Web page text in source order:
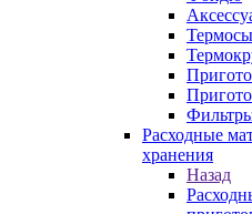
Термосы
Расходные
хранения
Назад